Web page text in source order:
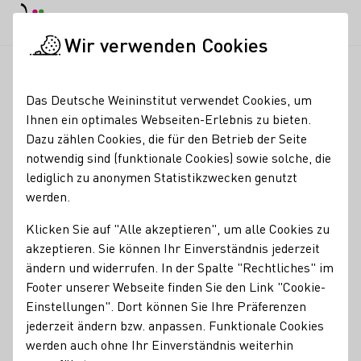
STRAUCH
Sektmanufaktur GmbH
Erzeugnisse
Bio Sekt Vegan Alkoholfreier Wein/Sekt/Secco
Mitgliedschaften
Traditionelle klassische Flaschengärung e.V.
Vinissima - Frauen & Wein e.V.
Deutscher Weinbauverband e.V.
Wine in Moderation (WiM)
Rheinhessenwein e.V.
Wir verwenden Cookies
Das Deutsche Weininstitut verwendet Cookies, um
Ihnen ein optimales Webseiten-Erlebnis zu bieten.
Dazu zählen Cookies, die für den Betrieb der Seite
notwendig sind (funktionale Cookies) sowie solche, die
lediglich zu anonymen Statistikzwecken genutzt
werden.
Klicken Sie auf "Alle akzeptieren", um alle Cookies zu
akzeptieren. Sie können Ihr Einverständnis jederzeit
ändern und widerrufen. In der Spalte "Rechtliches" im
Footer unserer Webseite finden Sie den Link "Cookie-
Einstellungen". Dort können Sie Ihre Präferenzen
jederzeit ändern bzw. anpassen. Funktionale Cookies
werden auch ohne Ihr Einverständnis weiterhin